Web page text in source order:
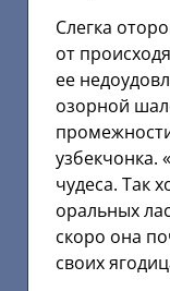
Слегка
от
ее
озорной
узбекчонка.
чудеса. Так
оральных
скоро она
своих